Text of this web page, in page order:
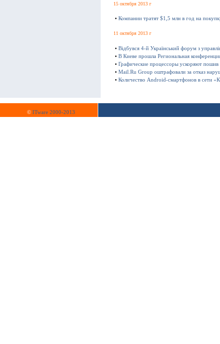
15 октября 2013 г
• Компании тратят $1,5 млн в год на
11 октября 2013 г
• Відбувся 4-й Український форум з
• В Киеве прошла Региональная
• Графические процессоры ускоряют
• Mail.Ru Group оштрафовали за отказ
• Количество Android-смартфонов в сети
© ITware 2000-2013